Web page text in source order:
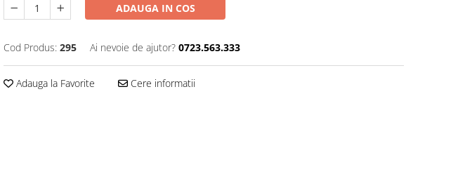
ADAUGA IN COS
Cod Produs: 295 Ai nevoie de ajutor? 0723.563.333
Adauga la Favorite Cere informatii